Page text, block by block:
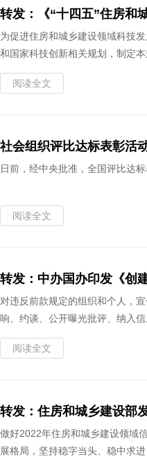
转发：《“十四五”住房和
为促进住房和城乡建设领域科技
和国家科技创新相关规划，制定本
阅读全文
社会组织评比达标表彰活
日前，经中央批准，全国评比达
阅读全文
转发：中办国办印发《创
对违反前款规定的组织和个人，
响、约谈、公开曝光批评、纳入
阅读全文
转发：住房和城乡建设部
做好2022年住房和城乡建设领域
展格局，坚持稳字当头、稳中求